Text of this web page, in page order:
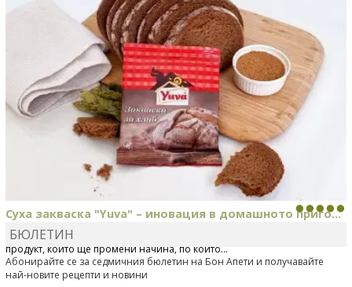
Суха закваска "Yuva" – иновация в домашното приго...
Отскоро Лесафр България стартира предлагането на изцяло нов
продукт, който ще промени начина, по който...
БЮЛЕТИН
Абонирайте се за седмичния бюлетин на Бон Апети и получавайте
най-новите рецепти и новини